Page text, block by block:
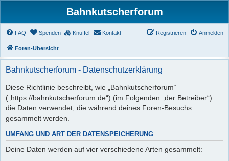
Bahnkutscherforum
FAQ Spenden Knuffel Kontakt Anmelden
Registrieren
Foren-Übersicht
Bahnkutscherforum - Datenschutzerklärung
Diese Richtlinie beschreibt, wie „Bahnkutscherforum“
(„https://bahnkutscherforum.de“) (im Folgenden „der Betreiber“)
die Daten verwendet, die während deines Foren-Besuchs
gesammelt werden.
UMFANG UND ART DER DATENSPEICHERUNG
Deine Daten werden auf vier verschiedene Arten gesammelt: